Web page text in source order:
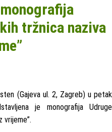
tržnica naziva
(Gajeva ul. 2, Zagreb) u petak
je monografija Udruge
vrijeme”.